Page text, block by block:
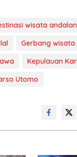
wisata
Gerbang wisata
Kepulauan
Utomo